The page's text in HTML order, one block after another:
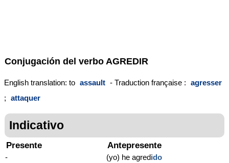
Conjugación del verbo AGREDIR
English translation: to assault - Traduction française : agresser
; attaquer
Indicativo
Presente
-
Antepresente
(yo) he agredido